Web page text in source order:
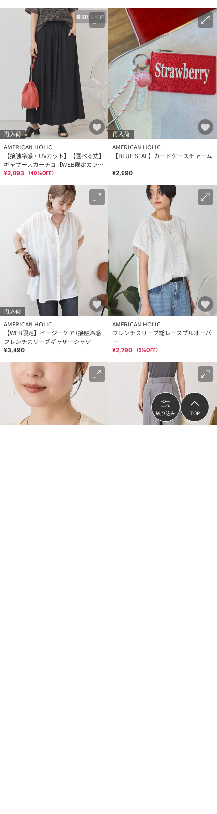
再入荷
AMERICAN HOLIC
【接触冷感・UVカット】【選べる丈】
ギャザースカーチョ【WEB限定カラー
有り】
¥2,093 （40%OFF）
再入荷
AMERICAN HOLIC
【BLUE SEAL】カードケースチャーム
¥2,990
再入荷
AMERICAN HOLIC
【WEB限定】イージーケア+接触冷感
フレンチスリーブギャザーシャツ
¥3,490
AMERICAN HOLIC
フレンチスリーブ総レースプルオーバ
ー
¥2,790 （6%OFF）
絞り込み TOP